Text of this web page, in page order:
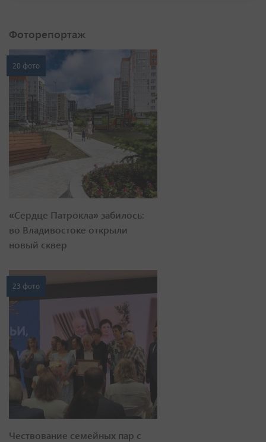
Фоторепортаж
20 фото
«Сердце Патрокла» забилось:
во Владивостоке открыли
новый сквер
23 фото
Чествование семейных пар с